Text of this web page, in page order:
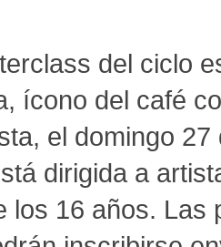
del ciclo
ícono del café
el domingo
dirigida a
los 16 años. Las